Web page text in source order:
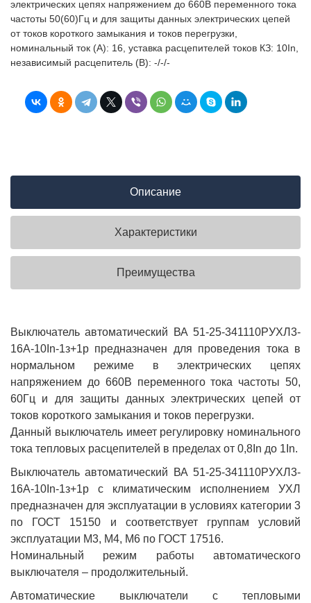
электрических цепях напряжением до 660В переменного тока
частоты 50(60)Гц и для защиты данных электрических цепей
от токов короткого замыкания и токов перегрузки,
номинальный ток (А): 16, уставка расцепителей токов КЗ: 10In,
независимый расцепитель (В): -/-/-
Описание
Характеристики
Преимущества
Выключатель автоматический ВА 51-25-341110РУХЛ3-
16А-10In-1з+1р предназначен для проведения тока в
нормальном режиме в электрических цепях
напряжением до 660В переменного тока частоты 50,
60Гц и для защиты данных электрических цепей от
токов короткого замыкания и токов перегрузки.
Данный выключатель имеет регулировку номинального
тока тепловых расцепителей в пределах от 0,8In до 1In.
Выключатель автоматический ВА 51-25-341110РУХЛ3-
16А-10In-1з+1р с климатическим исполнением УХЛ
предназначен для эксплуатации в условиях категории 3
по ГОСТ 15150 и соответствует группам условий
эксплуатации М3, М4, М6 по ГОСТ 17516.
Номинальный режим работы автоматического
выключателя – продолжительный.
Автоматические выключатели с тепловыми